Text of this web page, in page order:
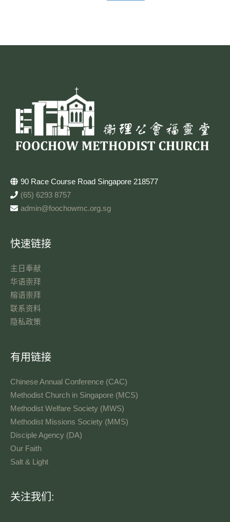
90 Race Course Road Singapore 218577
(65) 6293 8757
admin@foochowmc.org.sg
快速链接
主日奉献​
华语崇拜
榕语崇拜
联系资料​
隐私政策
有用链接
Chinese Annual Conference (CAC)
Methodist Church in Singapore (MCS)
Methodist Welfare Society (MWS)
Methodist Missions Society (MMS)
Disciple Agency (DA)
Our Faith
Salt & Light
关注我们:
语